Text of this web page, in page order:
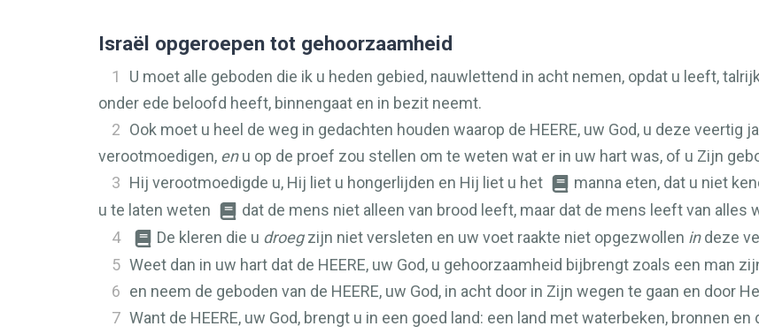
Israël opgeroepen tot gehoorzaamheid
1 U moet alle geboden die ik u heden gebied, nauwlettend in acht nemen, opdat u leeft,
onder ede beloofd heeft, binnengaat en in bezit neemt.
2 Ook moet u heel de weg in gedachten houden waarop de HEERE, uw God, u deze veertig
verootmoedigen, enu op de proef zou stellen om te weten wat er in uw hart was, of u Zijn
3 Hij verootmoedigde u, Hij liet u hongerlijden en Hij liet u het manna eten, dat u niet
u te laten weten
dat de mens niet alleen van brood leeft, maar dat de mens leeft van alles
4
De kleren die u droegzijn niet versleten en uw voet raakte niet opgezwollen indeze
5 Weet dan in uw hart dat de HEERE, uw God, u gehoorzaamheid bijbrengt zoals een man
6 en neem de geboden van de HEERE, uw God, in acht door in Zijn wegen te gaan en door
7 Want de HEERE, uw God, brengt u in een goed land: een land met waterbeken, bronnen